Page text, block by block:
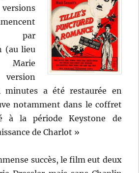
par
(au lieu
Marie
minutes a été restaurée en
notamment dans le coffret
à la période Keystone de
de Charlot »
succès, le film eut deux